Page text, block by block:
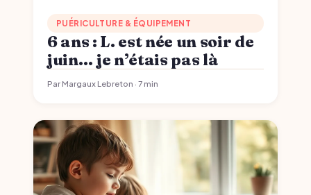
PUÉRICULTURE & ÉQUIPEMENT
6 ans : L. est née un soir de
juin… je n’étais pas là
Par Margaux Lebreton · 7 min